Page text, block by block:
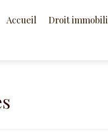
Accueil Droit